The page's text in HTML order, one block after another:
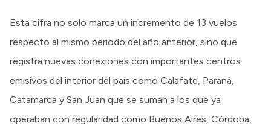
Esta cifra no solo marca un incremento de 13 vuelos
respecto al mismo periodo del año anterior, sino que
registra nuevas conexiones con importantes centros
emisivos del interior del país como Calafate, Paraná,
Catamarca y San Juan que se suman a los que ya
operaban con regularidad como Buenos Aires, Córdoba,